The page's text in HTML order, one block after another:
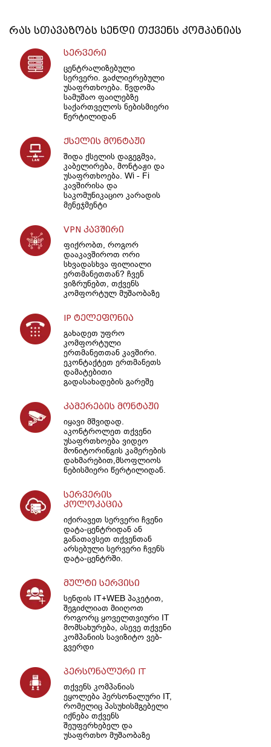
რას სთავაზობს სენდი თქვენს კომპანიას
სერვერი
ცენტრალიზებული
სერვერი. გაძლიერებული
უსაფრთხოება. წვდომა
სამუშაო ფაილებზე
საქართველოს ნებისმიერი
წერტილიდან
ქსელის მონტაჟი
შიდა ქსელის დაგეგმვა,
კაბელირება, მონტაჟი და
უსაფრთხოება. Wi - Fi
კავშირისა და
საკომუნიკაციო კარადის
მენეჯმენტი
VPN კავშირი
ფიქრობთ, როგორ
დააკავშიროთ ორი
სხვადასხვა ფილიალი
ერთმანეთთან? ჩვენ
ვიზრუნებთ, თქვენს
კომფორტულ მუშაობაზე
IP ტელეფონია
გახადეთ უფრო
კომფორტული
ერთმანეთთან კავშირი.
ეკონტაქტეთ ერთმანეთს
დამატებითი
გადასახადების გარეშე
კამერების მონტაჟი
იყავი მშვიდად.
აკონტროლეთ თქვენი
უსაფრთხოება ვიდეო
მონიტორინგის კამერების
დახმარებით,მსოფლიოს
ნებისმიერი წერტილიდან.
სერვერის
კოლოკაცია
იქირავეთ სერვერი ჩვენი
დატა-ცენტრიდან ან
განათავსეთ თქვენთან
არსებული სერვერი ჩვენს
დატა-ცენტრში.
მულტი სერვისი
სენდის IT+WEB პაკეტით,
შეგიძლიათ მიიღოთ
როგორც ყოველთვიური IT
მომსახურება, ასევე თქვენი
კომპანიის სავიზიტო ვებ-
გვერდი
პერსონალური IT
თქვენს კომპანიას
ეყოლება პერსონალური IT,
რომელიც პასუხისმგებელი
იქნება თქვენს
შეუფერხებელ და
უსაფრთხო მუშაობაზე